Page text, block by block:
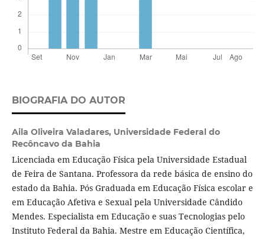
BIOGRAFIA DO AUTOR
Aila Oliveira Valadares, Universidade Federal do
Recôncavo da Bahia
Licenciada em Educação Física pela Universidade Estadual
de Feira de Santana. Professora da rede básica de ensino do
estado da Bahia. Pós Graduada em Educação Física escolar e
em Educação Afetiva e Sexual pela Universidade Cândido
Mendes. Especialista em Educação e suas Tecnologias pelo
Instituto Federal da Bahia. Mestre em Educação Científica,